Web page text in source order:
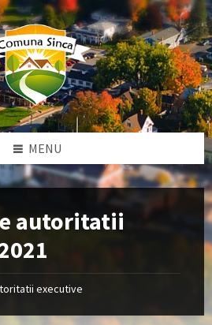
MENU
autoritatii
executive